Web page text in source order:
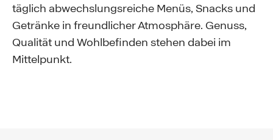
täglich abwechslungsreiche Menüs, Snacks und
Getränke in freundlicher Atmosphäre. Genuss,
Qualität und Wohlbefinden stehen dabei im
Mittelpunkt.